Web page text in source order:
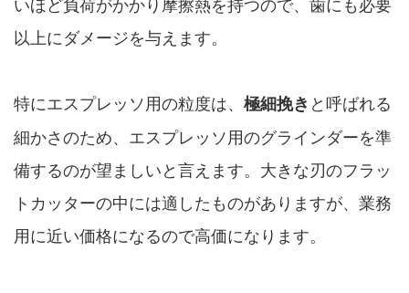
以上にダメージを与えます。
特にエスプレッソ用の粒度は、 極細挽き と呼ばれる
細かさのため、エスプレッソ用のグラインダーを準
備するのが望ましいと言えます。大きな刃のフラッ
トカッターの中には適したものがありますが、業務
用に近い価格になるので高価になります。